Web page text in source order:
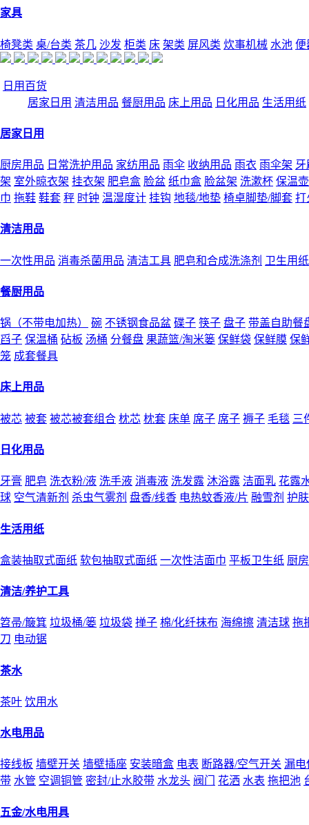
家具
椅凳类 桌/台类 茶几 沙发 柜类 床 架类 屏风类 炊事机械 水池 便
日用百货
居家日用 清洁用品 餐厨用品 床上用品 日化用品 生活用纸
居家日用
厨房用品 日常洗护用品 家纺用品 雨伞 收纳用品 雨衣 雨伞架 牙
架 室外晾衣架 挂衣架 肥皂盒 脸盆 纸巾盒 脸盆架 洗漱杯 保温
巾 拖鞋 鞋套 秤 时钟 温湿度计 挂钩 地毯/地垫 椅卓脚垫/脚套 打
清洁用品
一次性用品 消毒杀菌用品 清洁工具 肥皂和合成洗涤剂 卫生用
餐厨用品
锅（不带电加热） 碗 不锈钢食品盆 碟子 筷子 盘子 带盖自助餐
舀子 保温桶 砧板 汤桶 分餐盘 果蔬篮/淘米篓 保鲜袋 保鲜膜 保
笼 成套餐具
床上用品
被芯 被套 被芯被套组合 枕芯 枕套 床单 席子 席子 褥子 毛毯 三
日化用品
牙膏 肥皂 洗衣粉/液 洗手液 消毒液 洗发露 沐浴露 洁面乳 花露
球 空气清新剂 杀虫气雾剂 盘香/线香 电热蚊香液/片 融雪剂 护
生活用纸
盒装抽取式面纸 软包抽取式面纸 一次性洁面巾 平板卫生纸 厨
清洁/养护工具
笤帚/簸箕 垃圾桶/篓 垃圾袋 掸子 棉/化纤抹布 海绵擦 清洁球 拖
刀 电动锯
茶水
茶叶 饮用水
水电用品
接线板 墙壁开关 墙壁插座 安装暗盒 电表 断路器/空气开关 漏电
带 水管 空调铜管 密封/止水胶带 水龙头 阀门 花洒 水表 拖把池
五金/水电用具